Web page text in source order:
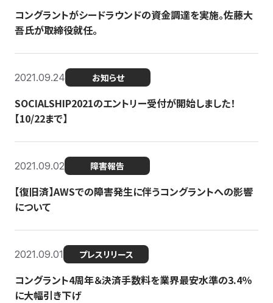
コングラントがシードラウンドの資金調達を実施。佐藤大
吾氏が取締役就任。
2021.09.24 お知らせ
SOCIALSHIP2021のエントリー受付が開始しました！
【10/22まで】
2021.09.02 障害報告
【復旧済】AWSでの障害発生に伴うコングラントへの影響
について
2021.09.01 プレスリリース
コングラント4周年＆決済手数料を業界最安水準の3.4％
に大幅引き下げ